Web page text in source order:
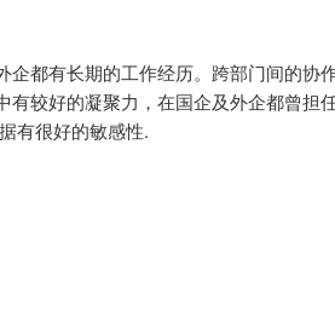
都有长期的工作经历。跨部门间的协
较好的凝聚力，在国企及外企都曾担
有很好的敏感性.